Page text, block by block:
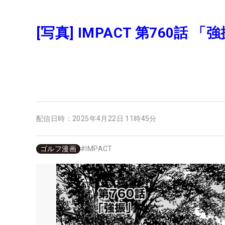
[写真] IMPACT 第760話 「強
配信日時： 2025年4月22日 11時45分
ゴルフ漫画 # IMPACT